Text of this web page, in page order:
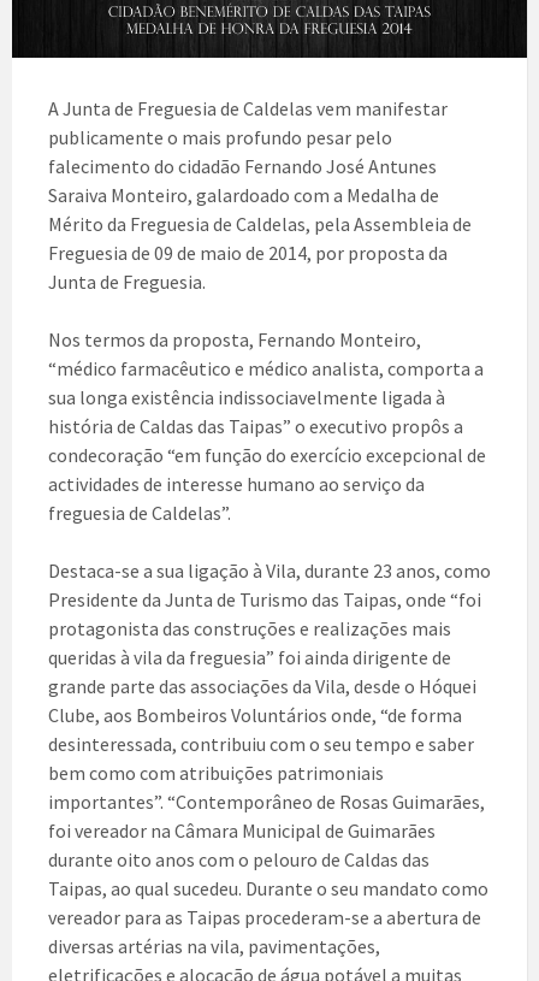
A Junta de Freguesia de Caldelas vem manifestar
publicamente o mais profundo pesar pelo
falecimento do cidadão Fernando José Antunes
Saraiva Monteiro, galardoado com a Medalha de
Mérito da Freguesia de Caldelas, pela Assembleia de
Freguesia de 09 de maio de 2014, por proposta da
Junta de Freguesia.
Nos termos da proposta, Fernando Monteiro,
“médico farmacêutico e médico analista, comporta a
sua longa existência indissociavelmente ligada à
história de Caldas das Taipas” o executivo propôs a
condecoração “em função do exercício excepcional de
actividades de interesse humano ao serviço da
freguesia de Caldelas”.
Destaca-se a sua ligação à Vila, durante 23 anos, como
Presidente da Junta de Turismo das Taipas, onde “foi
protagonista das construções e realizações mais
queridas à vila da freguesia” foi ainda dirigente de
grande parte das associações da Vila, desde o Hóquei
Clube, aos Bombeiros Voluntários onde, “de forma
desinteressada, contribuiu com o seu tempo e saber
bem como com atribuições patrimoniais
importantes”. “Contemporâneo de Rosas Guimarães,
foi vereador na Câmara Municipal de Guimarães
durante oito anos com o pelouro de Caldas das
Taipas, ao qual sucedeu. Durante o seu mandato como
vereador para as Taipas procederam-se a abertura de
diversas artérias na vila, pavimentações,
eletrificações e alocação de água potável a muitas